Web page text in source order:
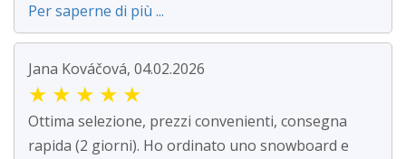
Per saperne di più ...
Jana Kováčová, 04.02.2026
★ ★ ★ ★ ★
Ottima selezione, prezzi convenienti, consegna
rapida (2 giorni). Ho ordinato uno snowboard e